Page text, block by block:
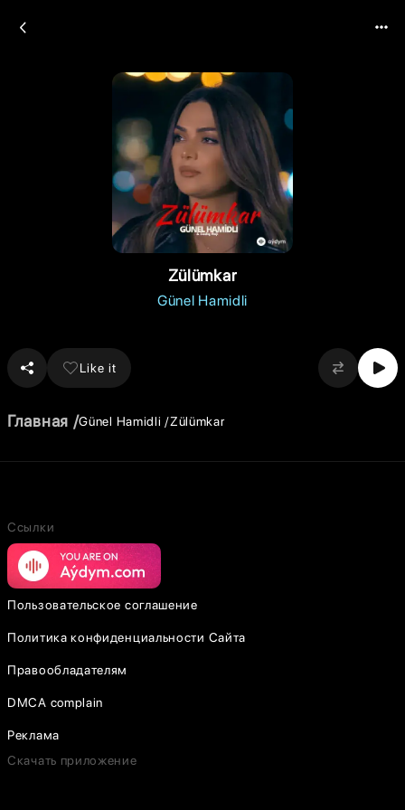
Zülümkar
Günel Hamidli
Like it
Главная Günel Hamidli Zülümkar
Ссылки
Пользовательское соглашение
Политика конфиденциальности Сайта
Правообладателям
DMCA complain
Реклама
Скачать приложение